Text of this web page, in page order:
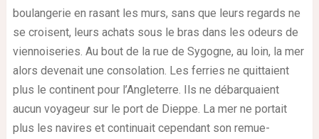
boulangerie en rasant les murs, sans que leurs regards ne
se croisent, leurs achats sous le bras dans les odeurs de
viennoiseries. Au bout de la rue de Sygogne, au loin, la mer
alors devenait une consolation. Les ferries ne quittaient
plus le continent pour l’Angleterre. Ils ne débarquaient
aucun voyageur sur le port de Dieppe. La mer ne portait
plus les navires et continuait cependant son remue-